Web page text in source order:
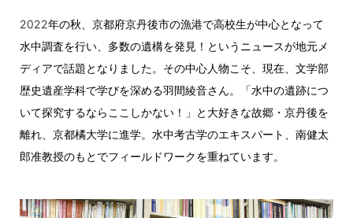
2022年の秋、京都府京丹後市の漁港で高校生が中心となって
水中調査を行い、多数の遺構を発見！というニュースが地元メ
ディアで話題となりました。その中心人物こそ、現在、文学部
歴史遺産学科で学びを深める羽間綾音さん。「水中の遺跡につ
いて探究するならここしかない！」と大好きな故郷・京丹後を
離れ、京都橘大学に進学。水中考古学のエキスパート、南健太
郎准教授のもとでフィールドワークを重ねています。